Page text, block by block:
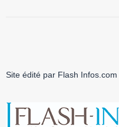
Site édité par Flash Infos.com